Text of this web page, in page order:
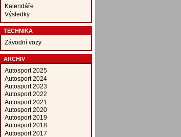
Kalendáře
Výsledky
TECHNIKA
Závodní vozy
ARCHIV
Autosport 2025
Autosport 2024
Autosport 2023
Autosport 2022
Autosport 2021
Autosport 2020
Autosport 2019
Autosport 2018
Autosport 2017